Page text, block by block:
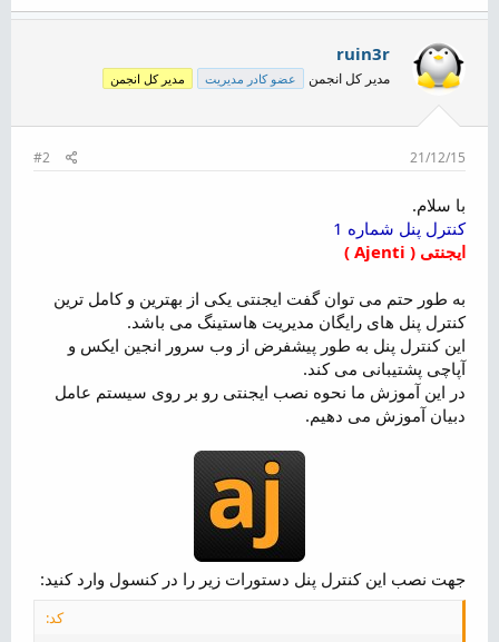
ruin3r
مدیر کل انجمن عضو کادر مدیریت مدیر کل انجمن
21/12/15
#2
با سلام.
کنترل پنل شماره 1
ایجنتی ( Ajenti )
به طور حتم می توان گفت ایجنتی یکی از بهترین و کامل ترین
کنترل پنل های رایگان مدیریت هاستینگ می باشد.
این کنترل پنل به طور پیشفرض از وب سرور انجین ایکس و
آپاچی پشتیبانی می کند.
در این آموزش ما نحوه نصب ایجنتی رو بر روی سیستم عامل
دبیان آموزش می دهیم.
جهت نصب این کنترل پنل دستورات زیر را در کنسول وارد کنید:
کد: